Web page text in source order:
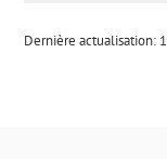
Dernière actualisation: